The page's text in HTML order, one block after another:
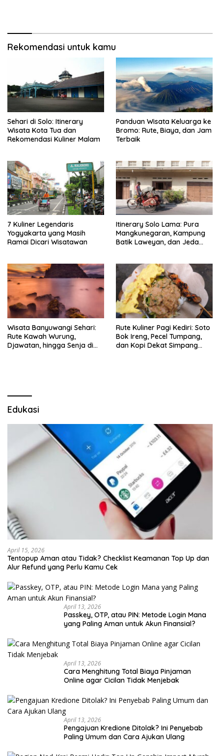
Rekomendasi untuk kamu
Sehari di Solo: Itinerary
Wisata Kota Tua dan
Rekomendasi Kuliner Malam
Panduan Wisata Keluarga ke
Bromo: Rute, Biaya, dan Jam
Terbaik
7 Kuliner Legendaris
Yogyakarta yang Masih
Ramai Dicari Wisatawan
Itinerary Solo Lama: Pura
Mangkunegaran, Kampung
Batik Laweyan, dan Jeda
Wisata Banyuwangi Sehari:
Rute Kawah Wurung,
Djawatan, hingga Senja di
Rute Kuliner Pagi Kediri: Soto
Bok Ireng, Pecel Tumpang,
dan Kopi Dekat Simpang
Edukasi
April 15, 2026
Tentopup Aman atau Tidak? Checklist Keamanan Top Up dan
Alur Refund yang Perlu Kamu Cek
April 13, 2026
Passkey, OTP, atau PIN: Metode Login Mana
yang Paling Aman untuk Akun Finansial?
April 13, 2026
Cara Menghitung Total Biaya Pinjaman
Online agar Cicilan Tidak Menjebak
April 13, 2026
Pengajuan Kredione Ditolak? Ini Penyebab
Paling Umum dan Cara Ajukan Ulang